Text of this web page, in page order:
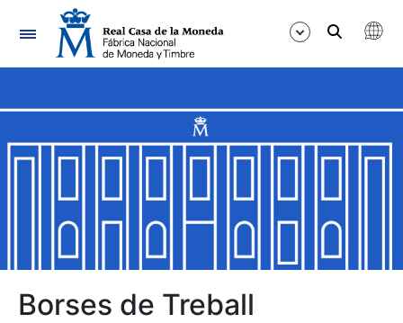
Navegació
Mostra/Amaga
Mostra/Amaga
Mostra/Amaga
Borses de Treball